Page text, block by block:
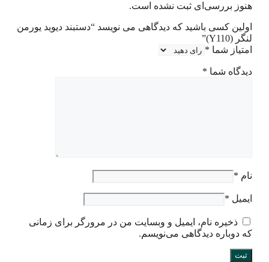
هنوز بررسی‌ای ثبت نشده است.
اولین کسی باشید که دیدگاهی می نویسد “دستبند دیوید یورمن
لنگر (Y110)”
امتیاز شما *
دیدگاه شما *
نام *
ایمیل *
ذخیره نام، ایمیل و وبسایت من در مرورگر برای زمانی
که دوباره دیدگاهی می‌نویسم.